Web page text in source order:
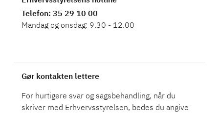
Telefon: 35 29 10 00
Mandag og onsdag: 9.30 - 12.00
Gør kontakten lettere
For hurtigere svar og sagsbehandling, når du
skriver med Erhvervsstyrelsen, bedes du angive